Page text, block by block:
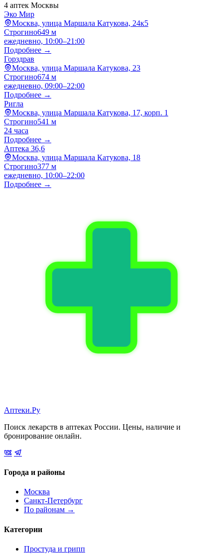
4 аптек Москвы
Эко Мир
Москва, улица Маршала Катукова, 24к5
Строгино649 м
ежедневно, 10:00–21:00
Подробнее →
Горздрав
Москва, улица Маршала Катукова, 23
Строгино674 м
ежедневно, 09:00–22:00
Подробнее →
Ригла
Москва, улица Маршала Катукова, 17, корп. 1
Строгино541 м
24 часа
Подробнее →
Аптека 36,6
Москва, улица Маршала Катукова, 18
Строгино377 м
ежедневно, 10:00–22:00
Подробнее →
Аптеки.Ру
Поиск лекарств в аптеках России. Цены, наличие и
бронирование онлайн.
Города и районы
Москва
Санкт-Петербург
По районам →
Категории
Простуда и грипп